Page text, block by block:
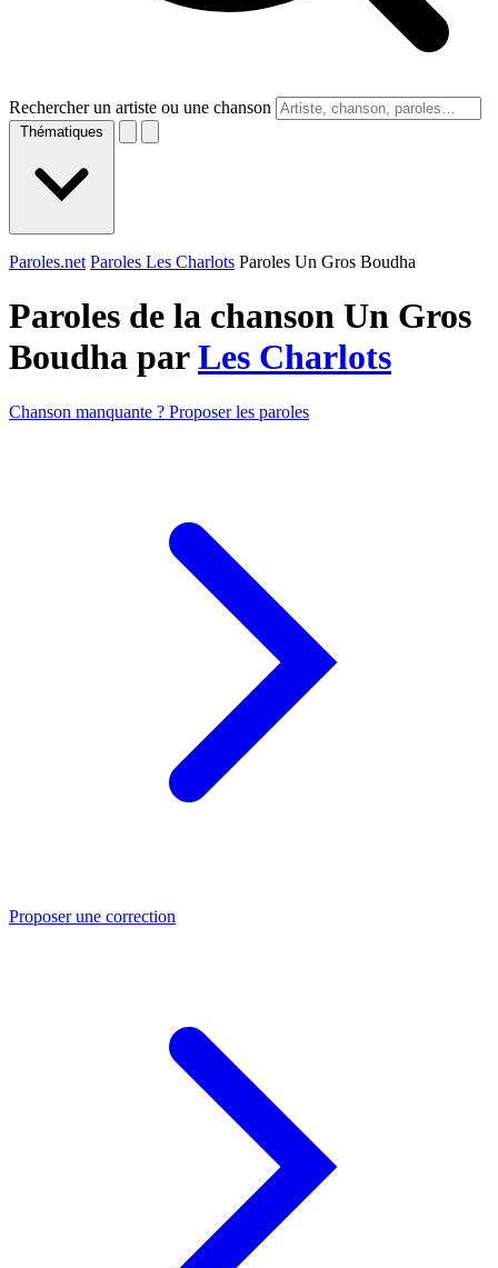
Rechercher un artiste ou une chanson
Thématiques
Paroles.net Paroles Les Charlots Paroles Un Gros Boudha
Paroles de la chanson Un Gros
Boudha parLes Charlots
Chanson manquante ? Proposer les paroles
Proposer une correction